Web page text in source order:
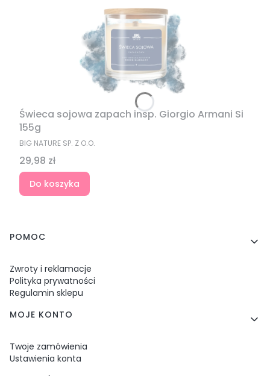
Świeca sojowa zapach insp. Giorgio Armani Si
155g
PRODUCENT
BIG NATURE SP. Z O.O.
Cena
29,98 zł
Do koszyka
Linki w stopce
POMOC
Zwroty i reklamacje
Polityka prywatności
Regulamin sklepu
MOJE KONTO
Twoje zamówienia
Ustawienia konta